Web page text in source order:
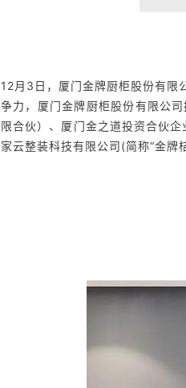
12月3日，厦门金牌厨柜股份有限
争力，厦门金牌厨柜股份有限公
限合伙）、厦门金之道投资合伙
家云整装科技有限公司(简称“金牌